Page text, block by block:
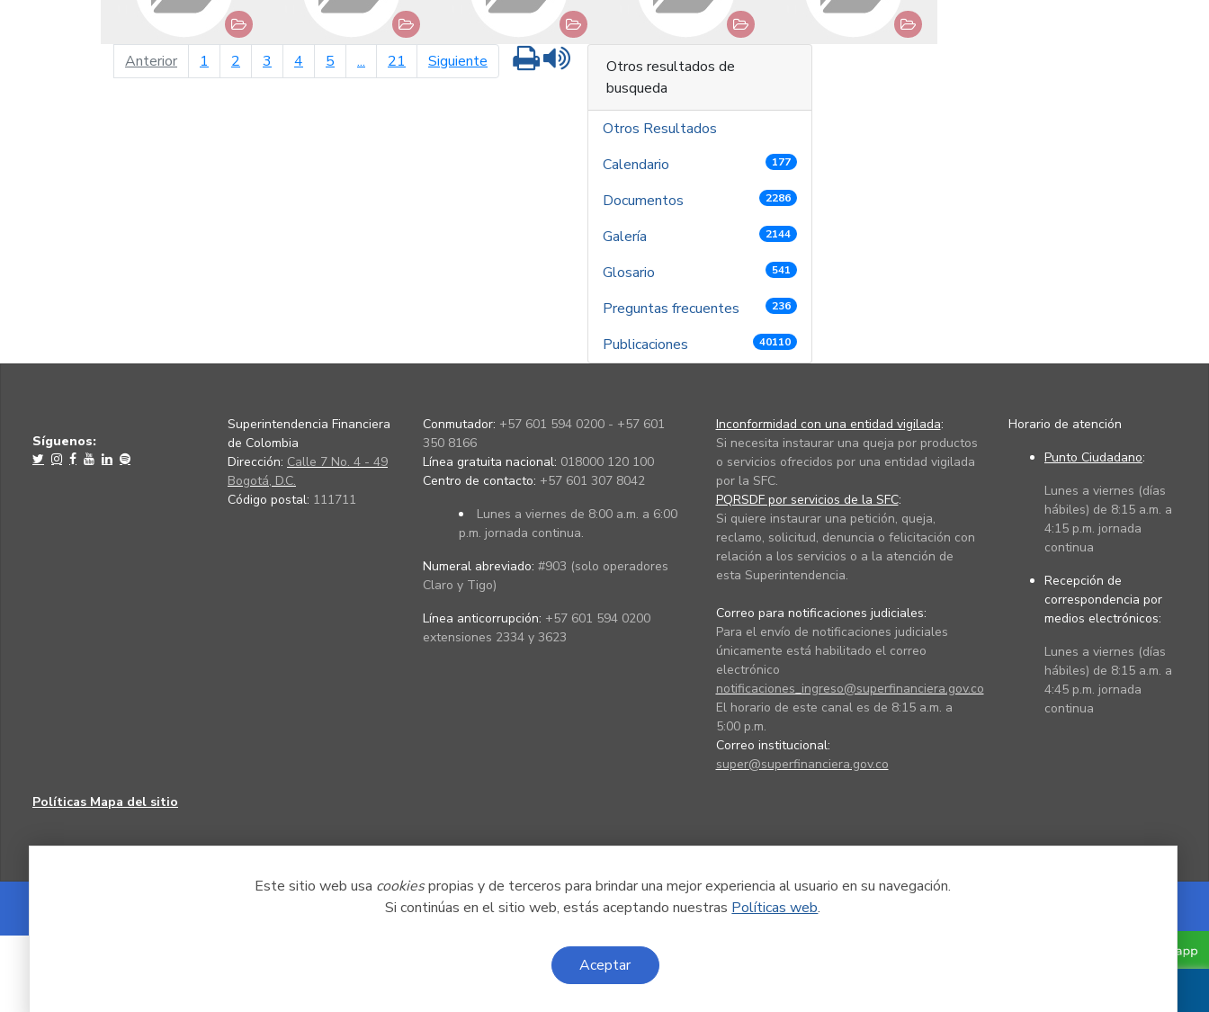
Este sitio web usa cookiespropias y de terceros para brindar una mejor experiencia al usuario en su navegación.
Si continúas en el sitio web, estás aceptando nuestras Políticas web.
Aceptar
Anteriorpágina anterior
1 2 3 4 5 ... 21 Siguiente página siguiente
Imprimir
Otros resultados de
busqueda
Otros Resultados
Calendario
177
Documentos 2286
Galería 2144
Glosario 541
Preguntas frecuentes 236
Publicaciones 40110
Síguenos:
Superintendencia Financiera
de Colombia
Dirección: Calle 7 No. 4 - 49
Bogotá, D.C.
Código postal: 111711
Conmutador: +57 601 594 0200 - +57 601
350 8166
Línea gratuita nacional: 018000 120 100
Centro de contacto: +57 601 307 8042
Lunes a viernes de 8:00 a.m. a 6:00
p.m. jornada continua.
Numeral abreviado: #903 (solo operadores
Claro y Tigo)
Línea anticorrupción: +57 601 594 0200
extensiones 2334 y 3623
Inconformidad con una entidad vigilada:
Si necesita instaurar una queja por productos
o servicios ofrecidos por una entidad vigilada
por la SFC.
PQRSDF por servicios de la SFC:
Si quiere instaurar una petición, queja,
reclamo, solicitud, denuncia o felicitación con
relación a los servicios o a la atención de
esta Superintendencia.
Correo para notificaciones judiciales:
Para el envío de notificaciones judiciales
únicamente está habilitado el correo
electrónico
notificaciones_ingreso@superfinanciera.gov.co
El horario de este canal es de 8:15 a.m. a
5:00 p.m.
Correo institucional:
super@superfinanciera.gov.co
Horario de atención
Punto Ciudadano:
Lunes a viernes (días
hábiles) de 8:15 a.m. a
4:15 p.m. jornada
continua
Recepción de
correspondencia por
medios electrónicos:
Lunes a viernes (días
hábiles) de 8:15 a.m. a
4:45 p.m. jornada
continua
Políticas Mapa del sitio
Powered by Nexura